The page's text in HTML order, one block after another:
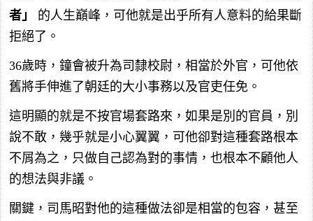
者」 的人生巔峰，可他就是出乎所有人意料的給果斷
拒絕了。
36歲時，鐘會被升為司隸校尉，相當於外官，可他依
舊將手伸進了朝廷的大小事務以及官吏任免。
這明顯的就是不按官場套路來，如果是別的官員，別
說不敢，幾乎就是小心翼翼，可他卻對這種套路根本
不屑為之，只做自己認為對的事情，也根本不顧他人
的想法與非議。
關鍵，司馬昭對他的這種做法卻是相當的包容，甚至